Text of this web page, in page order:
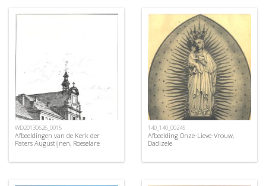
WD20130626_0015
Afbeeldingen van de Kerk der
Paters Augustijnen, Roeselare
140_140_00245
Afbeelding Onze-Lieve-Vrouw,
Dadizele